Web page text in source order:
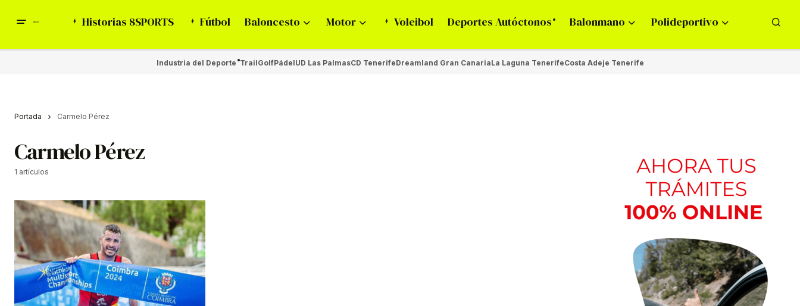
Historias 8SPORTS Fútbol Baloncesto Motor Voleibol Deportes Autóctonos Balonmano Polideportivo
Industria del Deporte TrailGolfPádelUD Las PalmasCD TenerifeDreamland Gran CanariaLa Laguna TenerifeCosta Adeje Tenerife
Portada Carmelo Pérez
Carmelo Pérez
1 artículos